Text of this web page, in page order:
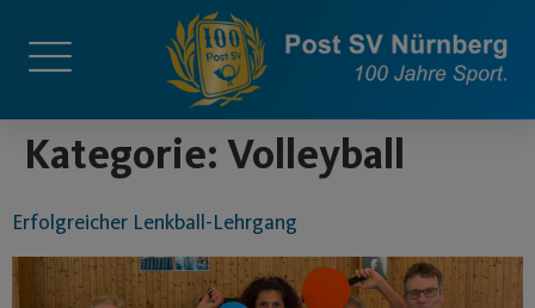
Kategorie: Volleyball
Erfolgreicher Lenkball-Lehrgang